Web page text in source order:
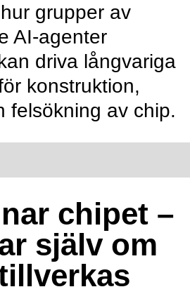
grupper av
AI-agenter
driva långvariga
konstruktion,
felsökning av chip.
chipet –
själv om